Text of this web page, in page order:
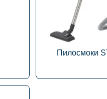
Пилосмоки